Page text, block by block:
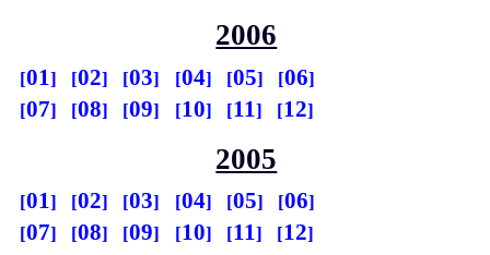
2006
01 02 03 04 05
06
07
08 09 10 11 12
2005
01 02 03 04 05
06
07
08 09 10 11 12